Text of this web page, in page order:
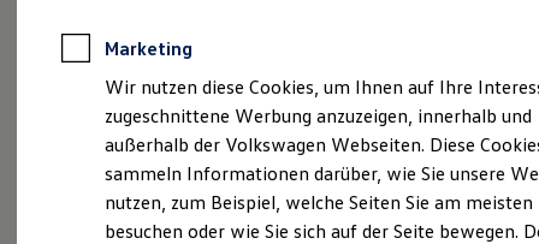
Anpfiff zum Gewinn
Elektroautos
ID. Tutorials
Elektrofahrzeugkonzepte
Reichweite
Reichweite der ID. Modelle
Reichweite im Winter
Probefahrt vereinbaren
Marketing
Wir nutzen diese Cookies, um Ihnen auf Ihre
zugeschnittene Werbung anzuzeigen, innerhalb und
außerhalb der Volkswagen Webseiten. Diese
sammeln Informationen darüber, wie Sie unsere
nutzen, zum Beispiel, welche Seiten Sie am meisten
besuchen oder wie Sie sich auf der Seite bewegen.